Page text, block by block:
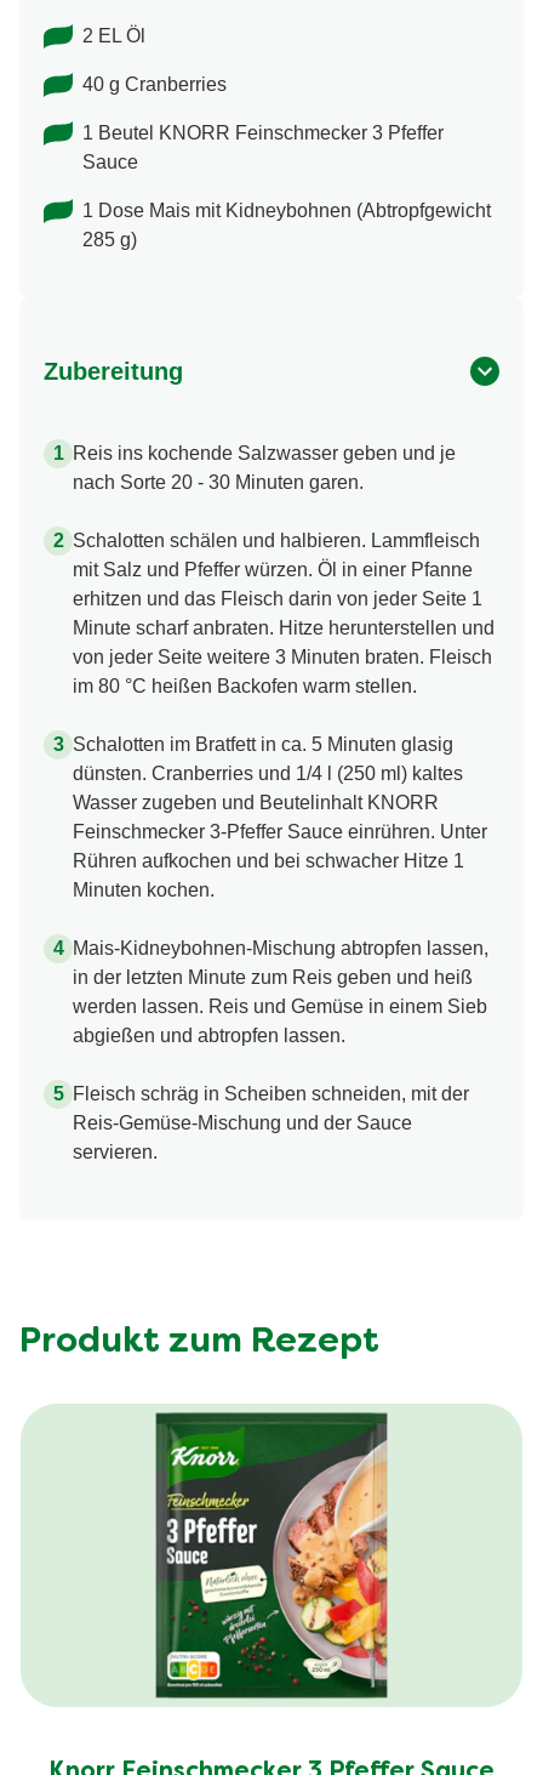
2 EL Öl
40 g Cranberries
1 Beutel KNORR Feinschmecker 3 Pfeffer
Sauce
1 Dose Mais mit Kidneybohnen (Abtropfgewicht
285 g)
Zubereitung
Reis ins kochende Salzwasser geben und je
nach Sorte 20 - 30 Minuten garen.
Schalotten schälen und halbieren. Lammfleisch
mit Salz und Pfeffer würzen. Öl in einer Pfanne
erhitzen und das Fleisch darin von jeder Seite 1
Minute scharf anbraten. Hitze herunterstellen und
von jeder Seite weitere 3 Minuten braten. Fleisch
im 80 °C heißen Backofen warm stellen.
Schalotten im Bratfett in ca. 5 Minuten glasig
dünsten. Cranberries und 1/4 l (250 ml) kaltes
Wasser zugeben und Beutelinhalt KNORR
Feinschmecker 3-Pfeffer Sauce einrühren. Unter
Rühren aufkochen und bei schwacher Hitze 1
Minuten kochen.
Mais-Kidneybohnen-Mischung abtropfen lassen,
in der letzten Minute zum Reis geben und heiß
werden lassen. Reis und Gemüse in einem Sieb
abgießen und abtropfen lassen.
Fleisch schräg in Scheiben schneiden, mit der
Reis-Gemüse-Mischung und der Sauce
servieren.
Produkt zum Rezept